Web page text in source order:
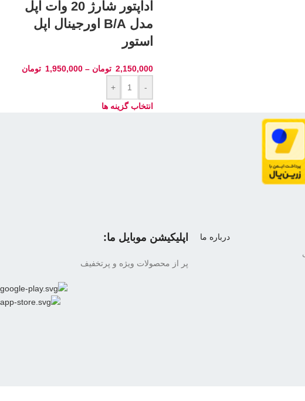
آداپتور شارژ 20 وات اپل
مدل B/A اورجینال اپل
استور
2,150,000 تومان –
1,950,000 تومان
-
+
انتخاب گزینه ها
درباره ما
اپلیکیشن موبایل ما:
پر از محصولات ویژه و پرتخفیف